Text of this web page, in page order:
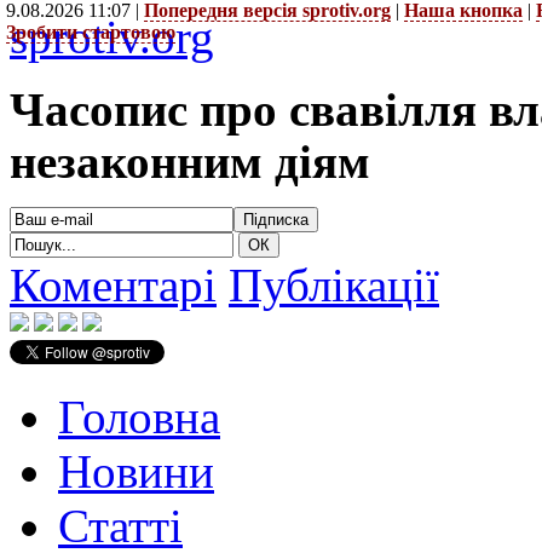
9.08.2026 11:07 | Попередня версія sprotiv.org | Наша кнопка |
Зробити стартовою
sprotiv.org
Часопис про свавілля
незаконним діям
Коментарі Публікації
Головна
Новини
Статті